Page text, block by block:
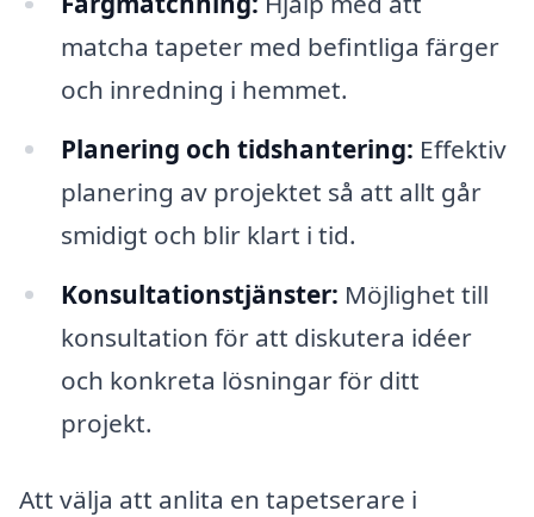
matcha tapeter med befintliga färger
och inredning i hemmet.
Planering och tidshantering: Effektiv
planering av projektet så att allt går
smidigt och blir klart i tid.
Konsultationstjänster: Möjlighet till
konsultation för att diskutera idéer
och konkreta lösningar för ditt
projekt.
Att välja att anlita en tapetserare i